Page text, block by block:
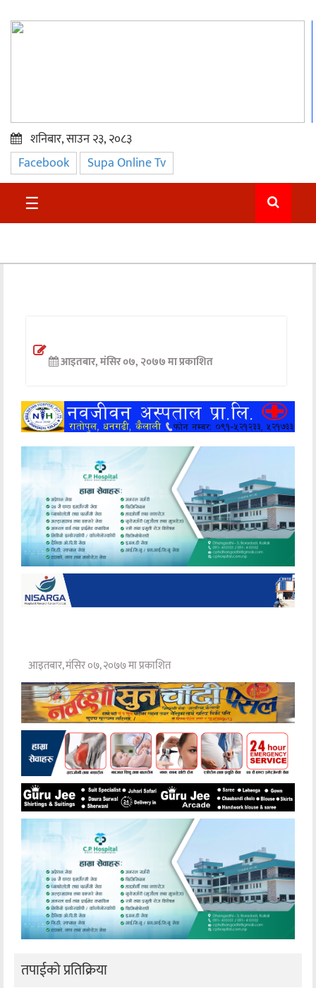
प्रमुख
समाचार
सुदुर
अन्तर्वार्ता
खेलकुद
मनोरञ्जन
अन्य
शनिबार, साउन २३, २०८३
Facebook Supa Online Tv
☰
आइतबार, मंसिर ०७, २०७७ मा प्रकाशित
आइतबार, मंसिर ०७, २०७७ मा प्रकाशित
तपाईको प्रतिक्रिया